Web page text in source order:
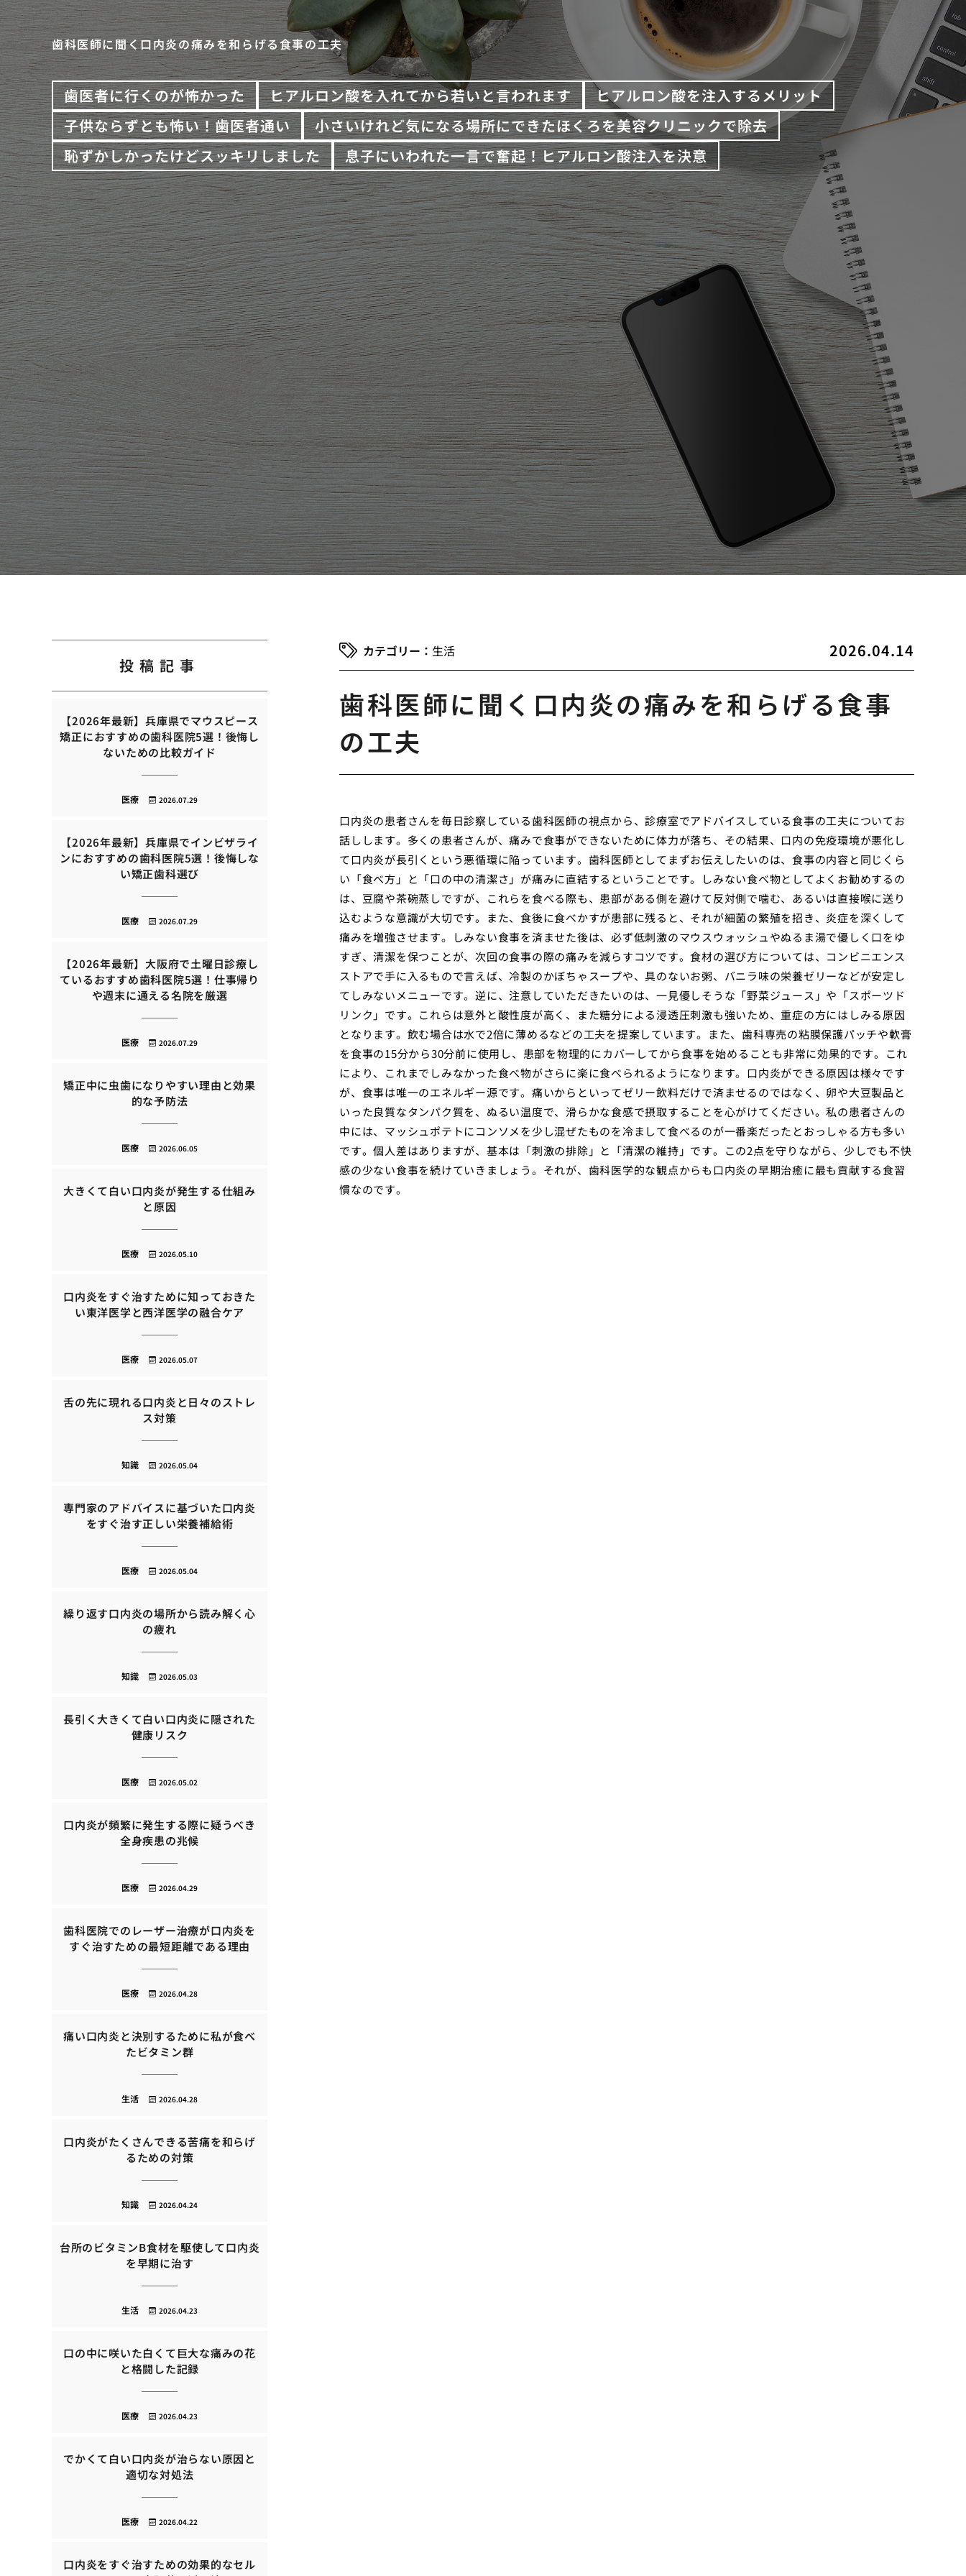
歯科医師に聞く口内炎の痛みを和らげる食事の工夫
歯医者に行くのが怖かった ヒアルロン酸を入れてから若いと言われます
ヒアルロン酸を注入するメリット
子供ならずとも怖い！歯医者通い
小さいけれど気になる場所にできたほくろを美容クリニックで除去
恥ずかしかったけどスッキリしました
息子にいわれた一言で奮起！ヒアルロン酸注入を決意
2026.04.14
生活
歯科医師に聞く口内炎の痛みを和らげる食事
の工夫
口内炎の患者さんを毎日診察している歯科医師の視点から、診療室でアドバイスしている食事の工夫についてお
話しします。多くの患者さんが、痛みで食事ができないために体力が落ち、その結果、口内の免疫環境が悪化し
て口内炎が長引くという悪循環に陥っています。歯科医師としてまずお伝えしたいのは、食事の内容と同じくら
い「食べ方」と「口の中の清潔さ」が痛みに直結するということです。しみない食べ物としてよくお勧めするの
は、豆腐や茶碗蒸しですが、これらを食べる際も、患部がある側を避けて反対側で噛む、あるいは直接喉に送り
込むような意識が大切です。また、食後に食べかすが患部に残ると、それが細菌の繁殖を招き、炎症を深くして
痛みを増強させます。しみない食事を済ませた後は、必ず低刺激のマウスウォッシュやぬるま湯で優しく口をゆ
すぎ、清潔を保つことが、次回の食事の際の痛みを減らすコツです。食材の選び方については、コンビニエンス
ストアで手に入るもので言えば、冷製のかぼちゃスープや、具のないお粥、バニラ味の栄養ゼリーなどが安定し
てしみないメニューです。逆に、注意していただきたいのは、一見優しそうな「野菜ジュース」や「スポーツド
リンク」です。これらは意外と酸性度が高く、また糖分による浸透圧刺激も強いため、重症の方にはしみる原因
となります。飲む場合は水で2倍に薄めるなどの工夫を提案しています。また、歯科専売の粘膜保護パッチや軟膏
を食事の15分から30分前に使用し、患部を物理的にカバーしてから食事を始めることも非常に効果的です。これ
により、これまでしみなかった食べ物がさらに楽に食べられるようになります。口内炎ができる原因は様々です
が、食事は唯一のエネルギー源です。痛いからといってゼリー飲料だけで済ませるのではなく、卵や大豆製品と
いった良質なタンパク質を、ぬるい温度で、滑らかな食感で摂取することを心がけてください。私の患者さんの
中には、マッシュポテトにコンソメを少し混ぜたものを冷まして食べるのが一番楽だったとおっしゃる方も多い
です。個人差はありますが、基本は「刺激の排除」と「清潔の維持」です。この2点を守りながら、少しでも不快
感の少ない食事を続けていきましょう。それが、歯科医学的な観点からも口内炎の早期治癒に最も貢献する食習
慣なのです。
投稿記事
【2026年最新】兵庫県でマウスピース
矯正におすすめの歯科医院5選！後悔し
ないための比較ガイド
2026.07.29
医療
【2026年最新】兵庫県でインビザライ
ンにおすすめの歯科医院5選！後悔しな
い矯正歯科選び
2026.07.29
医療
【2026年最新】大阪府で土曜日診療し
ているおすすめ歯科医院5選！仕事帰り
や週末に通える名院を厳選
2026.07.29
医療
矯正中に虫歯になりやすい理由と効果
的な予防法
2026.06.05
医療
大きくて白い口内炎が発生する仕組み
と原因
2026.05.10
医療
口内炎をすぐ治すために知っておきた
い東洋医学と西洋医学の融合ケア
2026.05.07
医療
舌の先に現れる口内炎と日々のストレ
ス対策
2026.05.04
知識
専門家のアドバイスに基づいた口内炎
をすぐ治す正しい栄養補給術
2026.05.04
医療
繰り返す口内炎の場所から読み解く心
の疲れ
2026.05.03
知識
長引く大きくて白い口内炎に隠された
健康リスク
2026.05.02
医療
口内炎が頻繁に発生する際に疑うべき
全身疾患の兆候
2026.04.29
医療
歯科医院でのレーザー治療が口内炎を
すぐ治すための最短距離である理由
2026.04.28
医療
痛い口内炎と決別するために私が食べ
たビタミン群
2026.04.28
生活
口内炎がたくさんできる苦痛を和らげ
るための対策
2026.04.24
知識
台所のビタミンB食材を駆使して口内炎
を早期に治す
2026.04.23
生活
口の中に咲いた白くて巨大な痛みの花
と格闘した記録
2026.04.23
医療
でかくて白い口内炎が治らない原因と
適切な対処法
2026.04.22
医療
口内炎をすぐ治すための効果的なセル